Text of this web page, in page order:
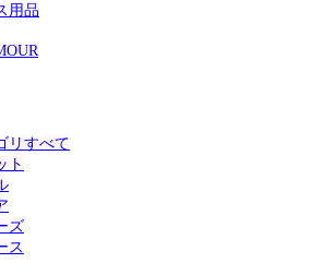
用品
リすべて
ト
ズ
ス